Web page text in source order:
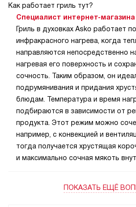
Как работает гриль тут?
Специалист интернет-магазина
Гриль в духовках Asko работает
инфракрасного нагрева, когда
направляются непосредственно
нагревая его поверхность и
сочность. Таким образом, он
подрумянивания и придания
блюдам. Температура и время
подбираются в зависимости от
продукта. Этот режим можно
например, с конвекцией и
тогда получается хрустящая
и максимально сочная мякоть
ПОКАЗАТЬ ЕЩЁ